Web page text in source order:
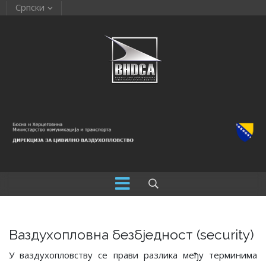
Српски
Ваздухопловна безбједност (security)
У ваздухопловству се прави разлика међу терминима